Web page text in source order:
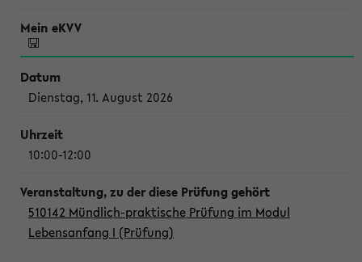
Dienstag, 11. August 2026
10:00-12:00
510142 Mündlich-praktische Prüfung im Modul
Lebensanfang I (Prüfung)